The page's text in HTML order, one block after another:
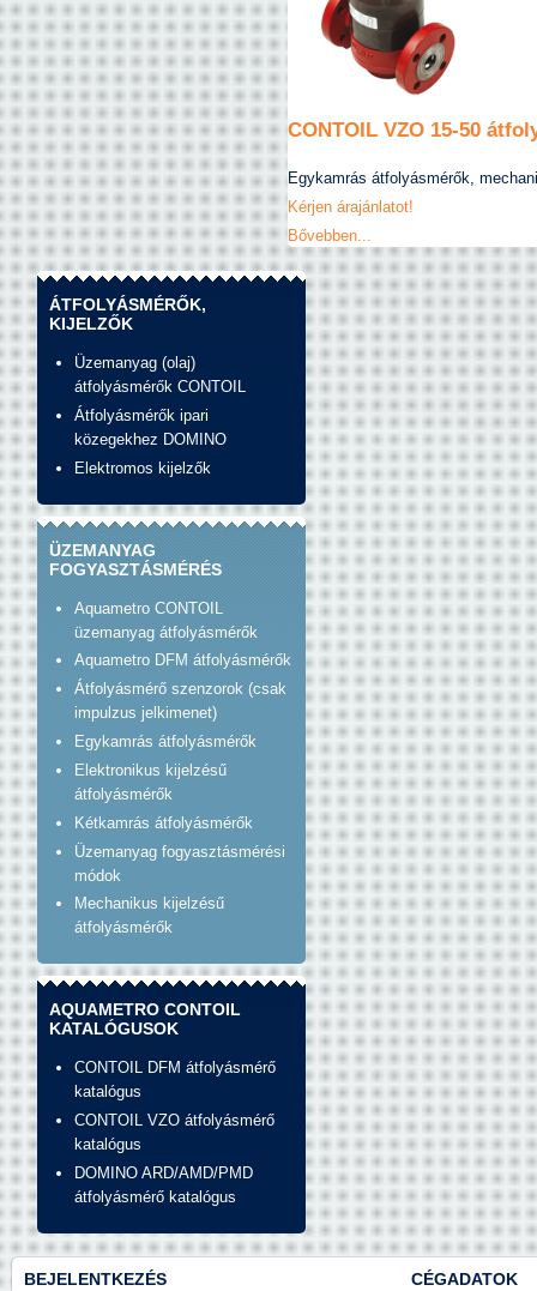
CONTOIL VZO 15-50
Egykamrás átfolyásmérők,
Kérjen árajánlatot!
Bővebben...
ÁTFOLYÁSMÉRŐK,
KIJELZŐK
Üzemanyag (olaj)
átfolyásmérők CONTOIL
Átfolyásmérők ipari
közegekhez DOMINO
Elektromos kijelzők
ÜZEMANYAG
FOGYASZTÁSMÉRÉS
Aquametro CONTOIL
üzemanyag átfolyásmérők
Aquametro DFM átfolyásmérők
Átfolyásmérő szenzorok (csak
impulzus jelkimenet)
Egykamrás átfolyásmérők
Elektronikus kijelzésű
átfolyásmérők
Kétkamrás átfolyásmérők
Üzemanyag fogyasztásmérési
módok
Mechanikus kijelzésű
átfolyásmérők
AQUAMETRO CONTOIL
KATALÓGUSOK
CONTOIL DFM átfolyásmérő
katalógus
CONTOIL VZO átfolyásmérő
katalógus
DOMINO ARD/AMD/PMD
átfolyásmérő katalógus
BEJELENTKEZÉS CÉGADATOK